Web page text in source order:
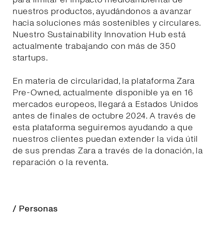
nuestros productos, ayudándonos a avanzar
hacia soluciones más sostenibles y circulares.
Nuestro Sustainability Innovation Hub está
actualmente trabajando con más de 350
startups.
En materia de circularidad, la plataforma Zara
Pre-Owned, actualmente disponible ya en 16
mercados europeos, llegará a Estados Unidos
antes de finales de octubre 2024. A través de
esta plataforma seguiremos ayudando a que
nuestros clientes puedan extender la vida útil
de sus prendas Zara a través de la donación, la
reparación o la reventa.
/ Personas